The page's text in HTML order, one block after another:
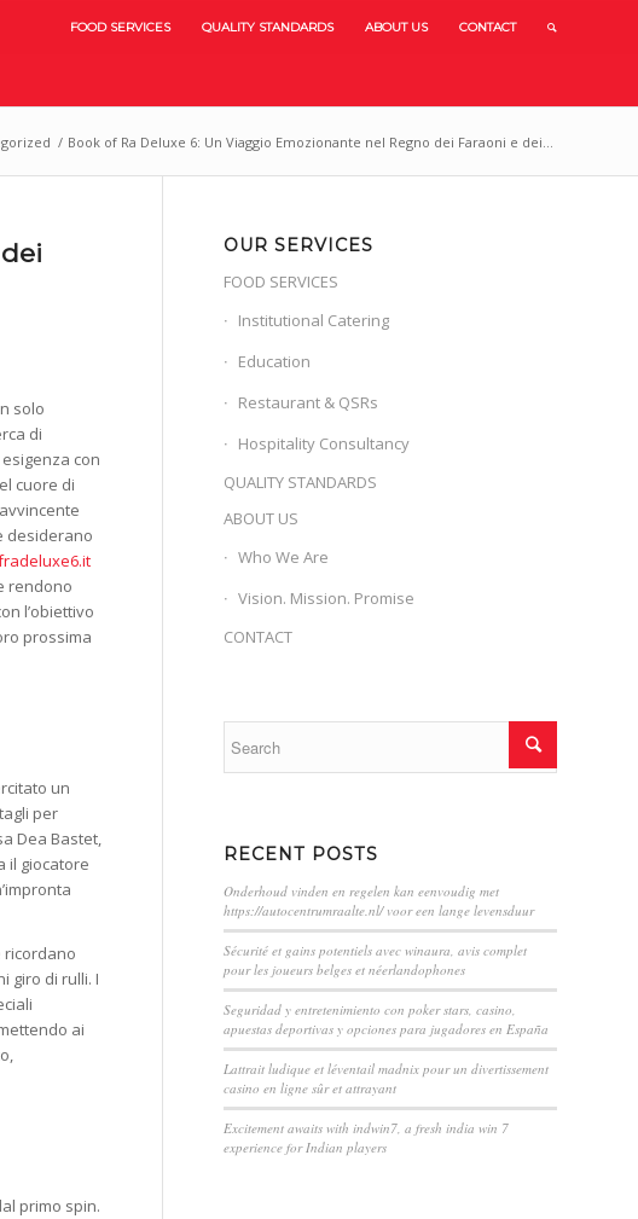
FOOD SERVICES QUALITY STANDARDS ABOUT US CONTACT
/ Book of Ra Deluxe 6: Un Viaggio Emozionante nel Regno dei Faraoni e dei...
solo
di
con
cuore di
desiderano
rendono
l’obiettivo
prossima
un
per
Dea Bastet,
il giocatore
ricordano
giro di rulli. I
ai
primo spin.
OUR SERVICES
FOOD SERVICES
Institutional Catering
Education
Restaurant & QSRs
Hospitality Consultancy
QUALITY STANDARDS
ABOUT US
Who We Are
Vision. Mission. Promise
CONTACT
RECENT POSTS
Onderhoud vinden en regelen kan eenvoudig met
https://autocentrumraalte.nl/ voor een lange levensduur
Sécurité et gains potentiels avec winaura, avis complet
pour les joueurs belges et néerlandophones
Seguridad y entretenimiento con poker stars, casino,
apuestas deportivas y opciones para jugadores en España
Lattrait ludique et léventail madnix pour un divertissement
casino en ligne sûr et attrayant
Excitement awaits with indwin7, a fresh india win 7
experience for Indian players